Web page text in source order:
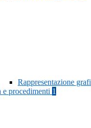
Rappresentazione
procedimenti 1